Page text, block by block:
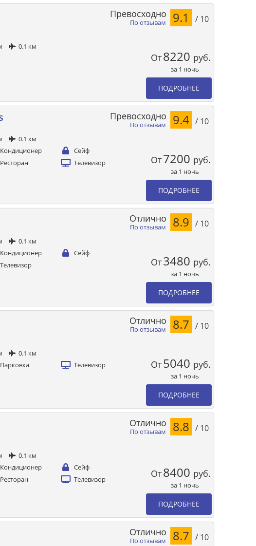
0.1 км
По отзывам
Превосходно 9.1 / 10
От8220 руб.
за 1 ночь
ПОДРОБНЕЕ
0.1 км
Кондиционер
Сейф
Ресторан
Телевизор
По отзывам
Превосходно 9.4 / 10
От7200 руб.
за 1 ночь
ПОДРОБНЕЕ
0.1 км
Кондиционер
Сейф
Телевизор
По отзывам
Отлично 8.9 / 10
От3480 руб.
за 1 ночь
ПОДРОБНЕЕ
0.1 км
Парковка
Телевизор
По отзывам
Отлично 8.7 / 10
От5040 руб.
за 1 ночь
ПОДРОБНЕЕ
0.1 км
Кондиционер
Сейф
Ресторан
Телевизор
По отзывам
Отлично 8.8 / 10
От8400 руб.
за 1 ночь
ПОДРОБНЕЕ
По отзывам
Отлично 8.7 / 10